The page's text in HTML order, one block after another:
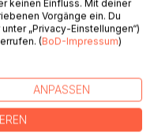
Ende zu setzen. Er
Derweilen rumort es
sich Schweighauser
fortzusetzen, und
lenkt, beginnt
keinen Einfluss. Mit deiner
Vorgänge ein. Du
„Privacy-Einstellungen“)
(BoD-Impressum)
ANPASSEN